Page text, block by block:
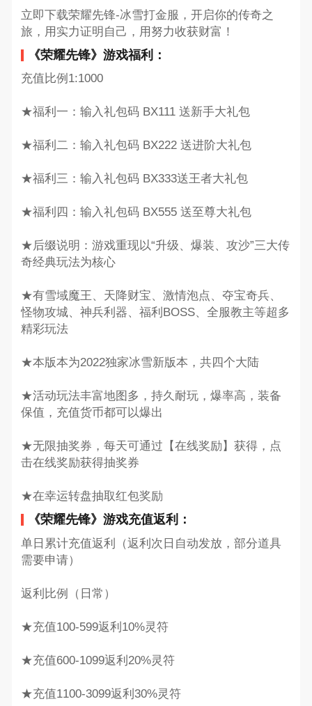
立即下载荣耀先锋-冰雪打金服，开启你的传奇之
旅，用实力证明自己，用努力收获财富！
《荣耀先锋》游戏福利：
充值比例1:1000
★福利一：输入礼包码 BX111 送新手大礼包
★福利二：输入礼包码 BX222 送进阶大礼包
★福利三：输入礼包码 BX333送王者大礼包
★福利四：输入礼包码 BX555 送至尊大礼包
★后缀说明：游戏重现以“升级、爆装、攻沙”三大传
奇经典玩法为核心
★有雪域魔王、天降财宝、激情泡点、夺宝奇兵、
怪物攻城、神兵利器、福利BOSS、全服教主等超多
精彩玩法
★本版本为2022独家冰雪新版本，共四个大陆
★活动玩法丰富地图多，持久耐玩，爆率高，装备
保值，充值货币都可以爆出
★无限抽奖券，每天可通过【在线奖励】获得，点
击在线奖励获得抽奖券
★在幸运转盘抽取红包奖励
《荣耀先锋》游戏充值返利：
单日累计充值返利（返利次日自动发放，部分道具
需要申请）
返利比例（日常）
★充值100-599返利10%灵符
★充值600-1099返利20%灵符
★充值1100-3099返利30%灵符